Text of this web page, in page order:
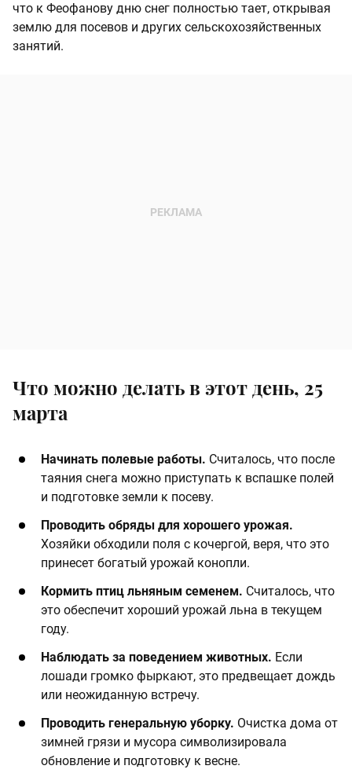
что к Феофанову дню снег полностью тает, открывая
землю для посевов и других сельскохозяйственных
занятий.
Что можно делать в этот день, 25
марта
Начинать полевые работы. Считалось, что после
таяния снега можно приступать к вспашке полей
и подготовке земли к посеву.​
​Проводить обряды для хорошего урожая.
Хозяйки обходили поля с кочергой, веря, что это
принесет богатый урожай конопли. ​
​Кормить птиц льняным семенем. Считалось, что
это обеспечит хороший урожай льна в текущем
году. ​
​Наблюдать за поведением животных. Если
лошади громко фыркают, это предвещает дождь
или неожиданную встречу. ​
​Проводить генеральную уборку. Очистка дома от
зимней грязи и мусора символизировала
обновление и подготовку к весне.